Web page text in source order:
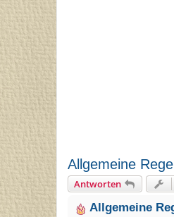
Allgemeine
Antworten
Allgemeine